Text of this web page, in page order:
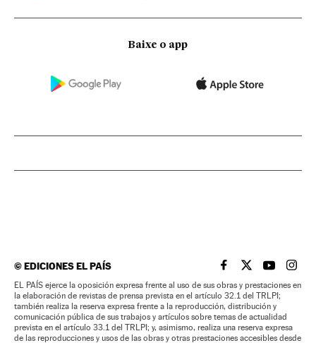
Baixe o app
©EDICIONES EL PAÍS EL PAÍS BRASIL EN
EL PAÍSEL PAÍS
EL
EL PAÍS ejerce la oposición expresa frente al uso de sus obras y prestaciones en
la elaboración de revistas de prensa prevista en el artículo 32.1 del TRLPI;
también realiza la reserva expresa frente a la reproducción, distribución y
comunicación pública de sus trabajos y artículos sobre temas de actualidad
prevista en el artículo 33.1 del TRLPI; y, asimismo, realiza una reserva expresa
de las reproducciones y usos de las obras y otras prestaciones accesibles desde